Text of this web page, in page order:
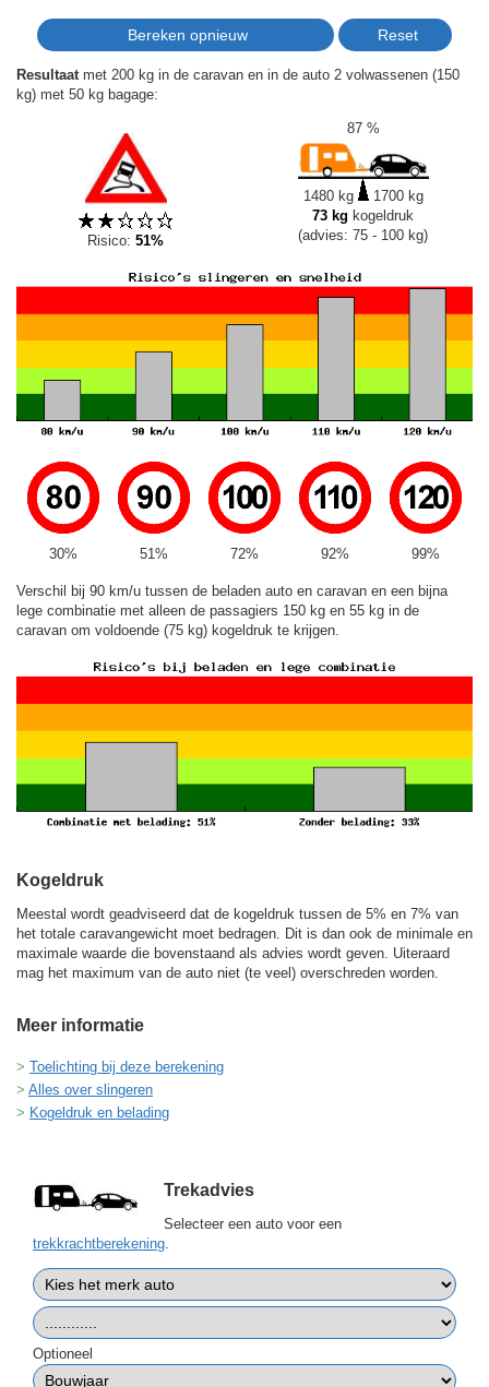
Resultaat met 200 kg in de caravan en in de auto 2 volwassenen (150
kg) met 50 kg bagage:
Risico:51%
87 %
1480 kg
1700 kg
73 kg kogeldruk
(advies: 75 - 100 kg)
30% 51% 72% 92% 99%
Verschil bij 90 km/u tussen de beladen auto en caravan en een bijna
lege combinatie met alleen de passagiers 150 kg en 55 kg in de
caravan om voldoende (75 kg) kogeldruk te krijgen.
Kogeldruk
Meestal wordt geadviseerd dat de kogeldruk tussen de 5% en 7% van
het totale caravangewicht moet bedragen. Dit is dan ook de minimale en
maximale waarde die bovenstaand als advies wordt geven. Uiteraard
mag het maximum van de auto niet (te veel) overschreden worden.
Meer informatie
Toelichting bij deze berekening
Alles over slingeren
Kogeldruk en belading
Trekadvies
Selecteer een auto voor een
trekkrachtberekening
Optioneel